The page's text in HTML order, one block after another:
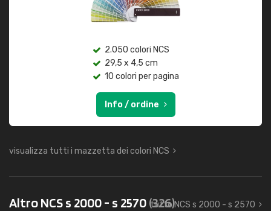
2.050 colori NCS
29,5 x 4,5 cm
10 colori per pagina
Info / ordine
visualizza tutti i mazzetta dei colori NCS
Altro NCS s 2000 - s 2570(326)
tutto NCS s 2000 - s 2570